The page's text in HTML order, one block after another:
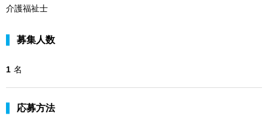
介護福祉士
募集人数
1 名
応募方法